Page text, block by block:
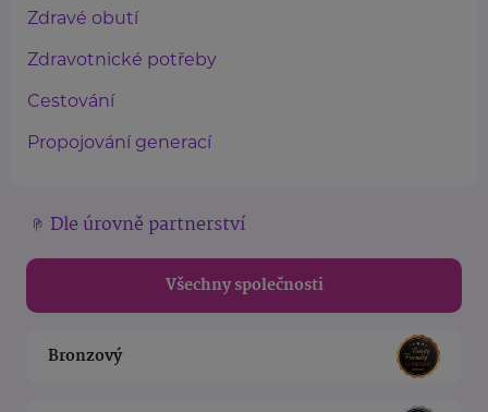
Zdravé obutí
Zdravotnické potřeby
Cestování
Propojování generací
Dle úrovně partnerství
Všechny společnosti
Bronzový